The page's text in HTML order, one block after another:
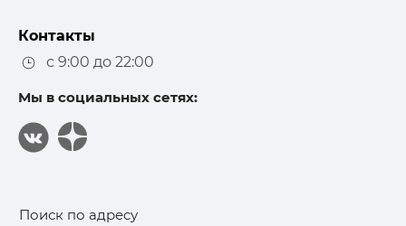
Контакты
с 9:00 до 22:00
Мы в социальных сетях:
Поиск по адресу